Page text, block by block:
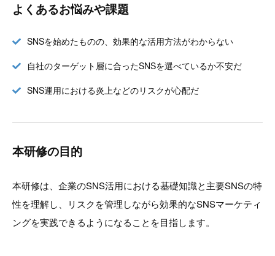
よくあるお悩みや課題
SNSを始めたものの、効果的な活用方法がわからない
自社のターゲット層に合ったSNSを選べているか不安だ
SNS運用における炎上などのリスクが心配だ
本研修の目的
本研修は、企業のSNS活用における基礎知識と主要SNSの特
性を理解し、リスクを管理しながら効果的なSNSマーケティ
ングを実践できるようになることを目指します。